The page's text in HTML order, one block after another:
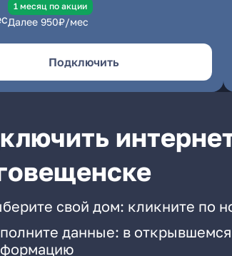
1 месяц по акции
Далее 950₽/мес
Подключить
свой дом: кликните по
данные: в